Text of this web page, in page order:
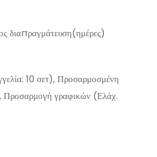
10 σετ), Προσαρμοσμένη
Προσαρμογή γραφικών (Ελάχ.